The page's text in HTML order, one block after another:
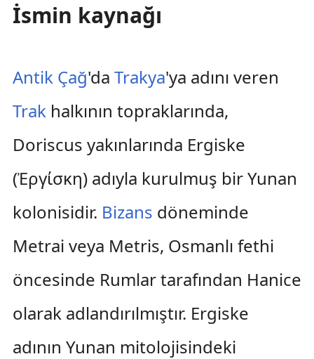
İsmin kaynağı
Antik Çağ'da Trakya'ya adını veren
Trakhalkının topraklarında,
Doriscus yakınlarında Ergiske
(Ἐργίσκη) adıyla kurulmuş bir Yunan
kolonisidir. Bizans döneminde
Metrai veya Metris, Osmanlı fethi
öncesinde Rumlar tarafından Hanice
olarak adlandırılmıştır. Ergiske
adının Yunan mitolojisindeki